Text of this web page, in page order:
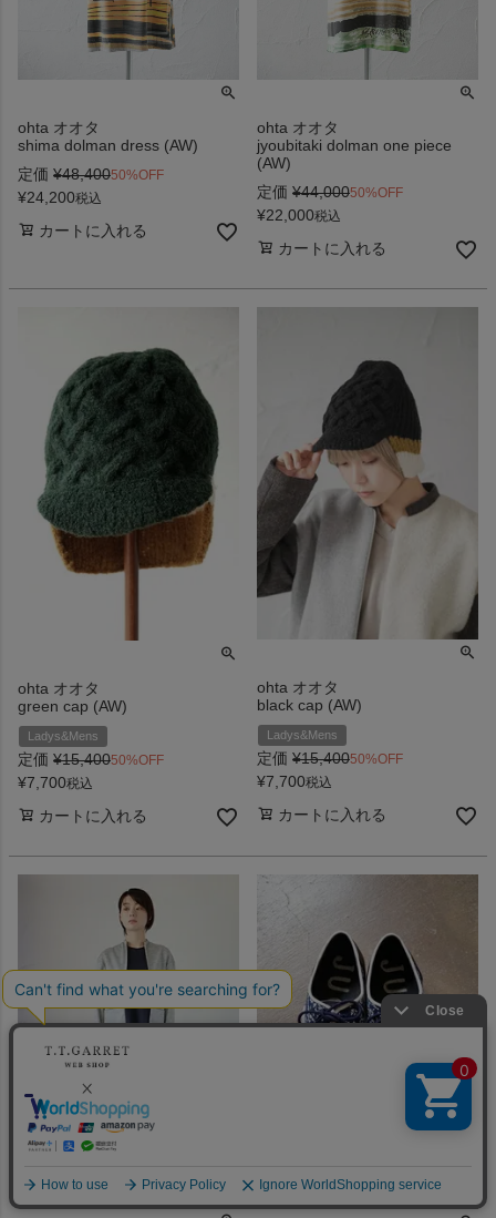
ohta オオタ
shima dolman dress (AW)
定価 ¥48,40050%OFF
¥24,200税込
カートに入れる
ohta オオタ
jyoubitaki dolman one piece
(AW)
定価 ¥44,00050%OFF
¥22,000税込
カートに入れる
ohta オオタ
green cap (AW)
Ladys&Mens
定価 ¥15,40050%OFF
¥7,700税込
カートに入れる
ohta オオタ
black cap (AW)
Ladys&Mens
定価 ¥15,40050%OFF
¥7,700税込
カートに入れる